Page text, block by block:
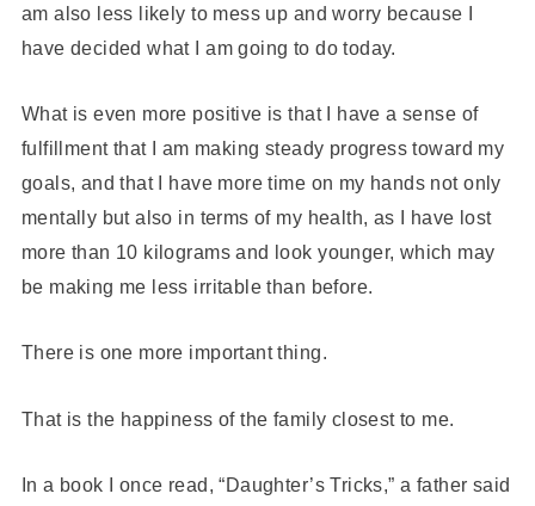
am also less likely to mess up and worry because I
have decided what I am going to do today.
What is even more positive is that I have a sense of
fulfillment that I am making steady progress toward my
goals, and that I have more time on my hands not only
mentally but also in terms of my health, as I have lost
more than 10 kilograms and look younger, which may
be making me less irritable than before.
There is one more important thing.
That is the happiness of the family closest to me.
In a book I once read, “Daughter’s Tricks,” a father said